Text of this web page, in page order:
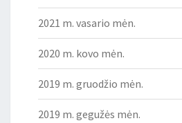
2021 m. vasario mėn.
2020 m. kovo mėn.
2019 m. gruodžio mėn.
2019 m. gegužės mėn.